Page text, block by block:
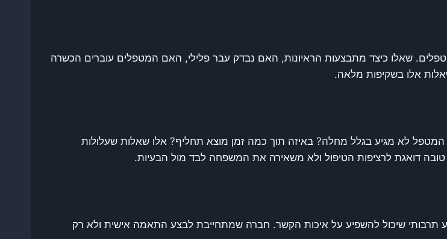
שאלו כיצד מתבצעות הראיונות, האם נבדק עבר פלילי, האם המטפלים עוברים הכשרה
אלו בשקיפות מלאה.
לא מגיע בגלל מחלה? באיזה תוך כמה זמן מוצא תחליף? אלו שאלות שעלולות
דואגת לרציפות הטיפול ולא משאירה את המשפחה לבד מול הבעיות.
שיכול להשפיע על איכות הקשר. חברה שמתחייבת לבצע התאמה אישית ולא רק